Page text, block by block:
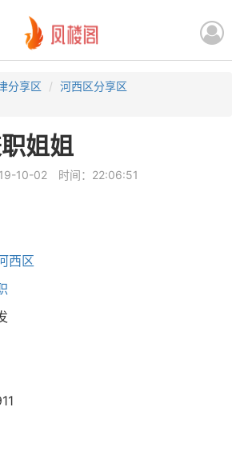
分享区
河西区分享区
姐姐
10-02 时间：22:06:51
西区